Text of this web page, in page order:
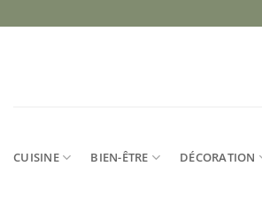
au
CUISINE BIEN-ÊTRE DÉCORATION